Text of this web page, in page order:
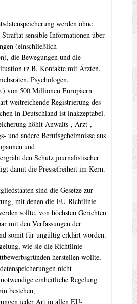
werden ohne
sensible Informationen über
(einschließlich
die Bewegungen und die
(z.B. Kontakte mit Ärzten,
Psychologen,
von 500 Millionen Europäern
weitreichende Registrierung des
in Deutschland ist inakzeptabel.
höhlt Anwalts-, Arzt-,
und andere Berufsgeheimnisse aus
und
den Schutz journalistischer
damit die Pressefreiheit im Kern.
sind die Gesetze zur
mit denen die EU-Richtlinie
sollte, von höchsten Gerichten
mit den Verfassungen der
somit für ungültig erklärt worden.
wie sie die Richtlinie
herstellen wollte,
nicht
einheitliche Regelung
bestehen,
jeder Art in allen EU-